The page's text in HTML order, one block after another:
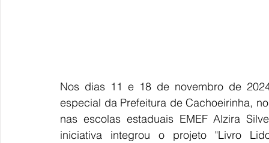
Nos dias 11 e 18 de novembro de
especial da Prefeitura de Cachoeirinha,
nas escolas estaduais EMEF Alzira
iniciativa integrou o projeto "Livro